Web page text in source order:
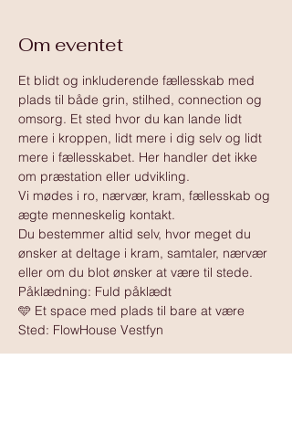
Om eventet
Et blidt og inkluderende fællesskab med
plads til både grin, stilhed, connection og
omsorg. Et sted hvor du kan lande lidt
mere i kroppen, lidt mere i dig selv og lidt
mere i fællesskabet. Her handler det ikke
om præstation eller udvikling.
Vi mødes i ro, nærvær, kram, fællesskab og
ægte menneskelig kontakt.
Du bestemmer altid selv, hvor meget du
ønsker at deltage i kram, samtaler, nærvær
eller om du blot ønsker at være til stede.
Påklædning: Fuld påklædt
🩵 Et space med plads til bare at være
Sted: FlowHouse Vestfyn